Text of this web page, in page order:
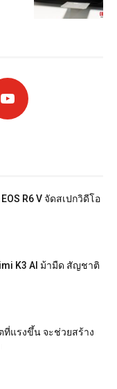
R6 V จัดสเปกวิดีโอ
K3 AI ม้ามืด สัญชาติ
ที่แรงขึ้น จะช่วยสร้าง